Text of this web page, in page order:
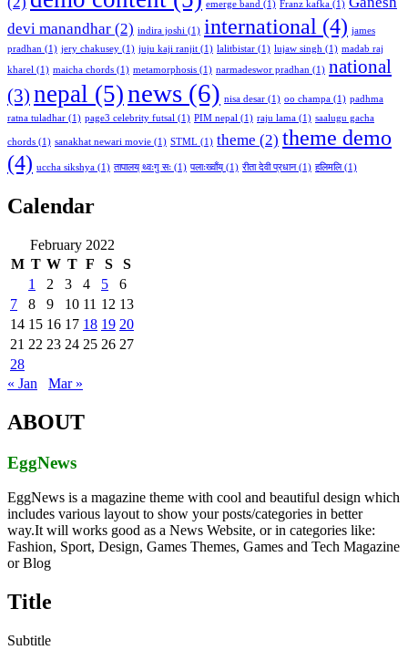
emerge band (1) Franz kafka (1)
devi manandhar (2) indira joshi (1) international (4) james
pradhan (1) jery chakusey (1) juju kaji ranjit (1) lalitbistar (1) lujaw singh (1) madab raj
kharel (1) maicha chords (1) metamorphosis (1) narmadeswor pradhan (1) national
(3) nepal (5)news (6) nisa desar (1) oo champa (1) padhma
ratna tuladhar (1) page3 celebrity futsal (1) PIM nepal (1) raju lama (1) saalugu gacha
chords (1) sanakhat newari movie (1) STML (1) theme (2) theme demo
(4) uccha sikshya (1) तापालय् थ्वःगु सः (1) पलाःख्वाँय्(1) रीता देवी प्रधान(1) हलिमलि(1)
Calendar
February 2022
M T W T F S
S
1
2 3 4 5
6
7
8 9 10 11 12 13
14 15 16 17 18 19 20
21 22 23 24 25 26 27
28
« Jan
Mar »
ABOUT
EggNews
EggNews is a magazine theme with cool and beautiful design which
includes various layout to show your posts/categories in better
way.It will works good as a News Website, or in categories like:
Fashion, Sport, Design, Games Themes, Games and Tech Magazine
or Blog
Title
Subtitle